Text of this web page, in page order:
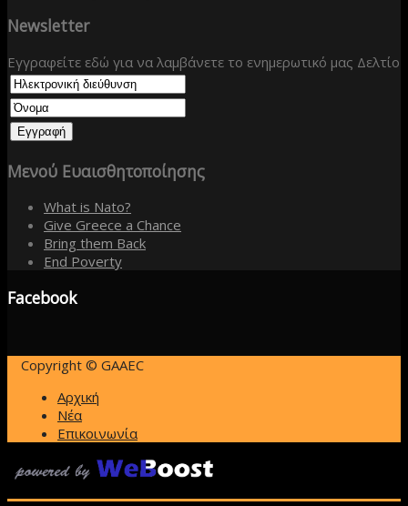
Newsletter
Εγγραφείτε εδώ για να λαμβάνετε το ενημερωτικό μας Δελτίο
Μενού Ευαισθητοποίησης
What is Nato?
Give Greece a Chance
Bring them Back
End Poverty
Facebook
Copyright © GAAEC
Αρχική
Νέα
Επικοινωνία